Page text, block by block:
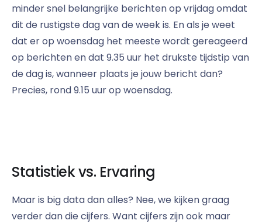
minder snel belangrijke berichten op vrijdag omdat
dit de rustigste dag van de week is. En als je weet
dat er op woensdag het meeste wordt gereageerd
op berichten en dat 9.35 uur het drukste tijdstip van
de dag is, wanneer plaats je jouw bericht dan?
Precies, rond 9.15 uur op woensdag.
Statistiek vs. Ervaring
Maar is big data dan alles? Nee, we kijken graag
verder dan die cijfers. Want cijfers zijn ook maar